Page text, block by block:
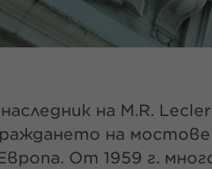
на M.R.
на
От 1959 г.